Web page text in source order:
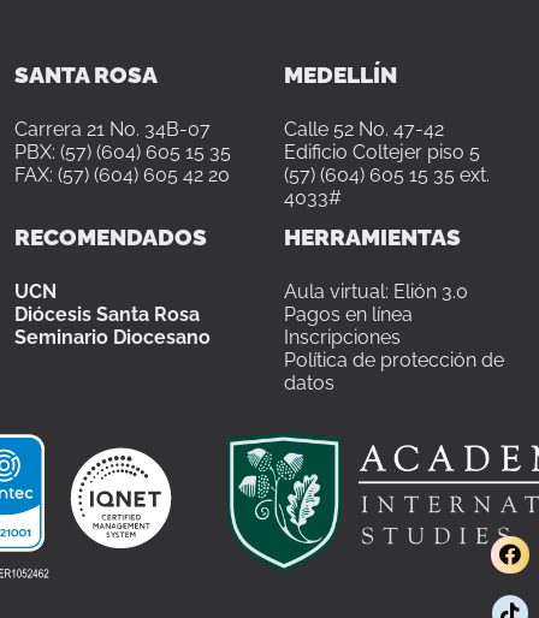
SANTA ROSA
Carrera 21 No. 34B-07
PBX: (57) (604) 605 15 35
FAX: (57) (604) 605 42 20
MEDELLÍN
Calle 52 No. 47-42
Edificio Coltejer piso 5
(57) (604) 605 15 35 ext.
4033#
RECOMENDADOS
UCN
Diócesis Santa Rosa
Seminario Diocesano
HERRAMIENTAS
Aula virtual: Elión 3.0
Pagos en línea
Inscripciones
Política de protección de
datos